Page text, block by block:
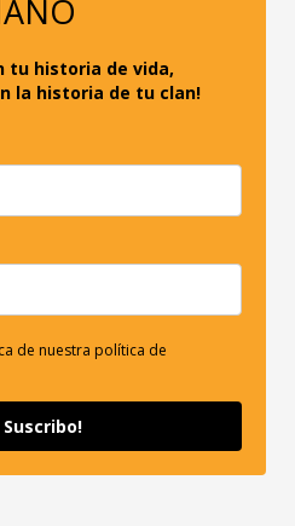
tu historia de vida,
la historia de tu clan!
de nuestra política de
Suscribo!